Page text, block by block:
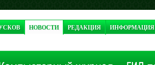
НОВОСТИ РЕДАКЦИЯ ИНФОРМАЦИЯ